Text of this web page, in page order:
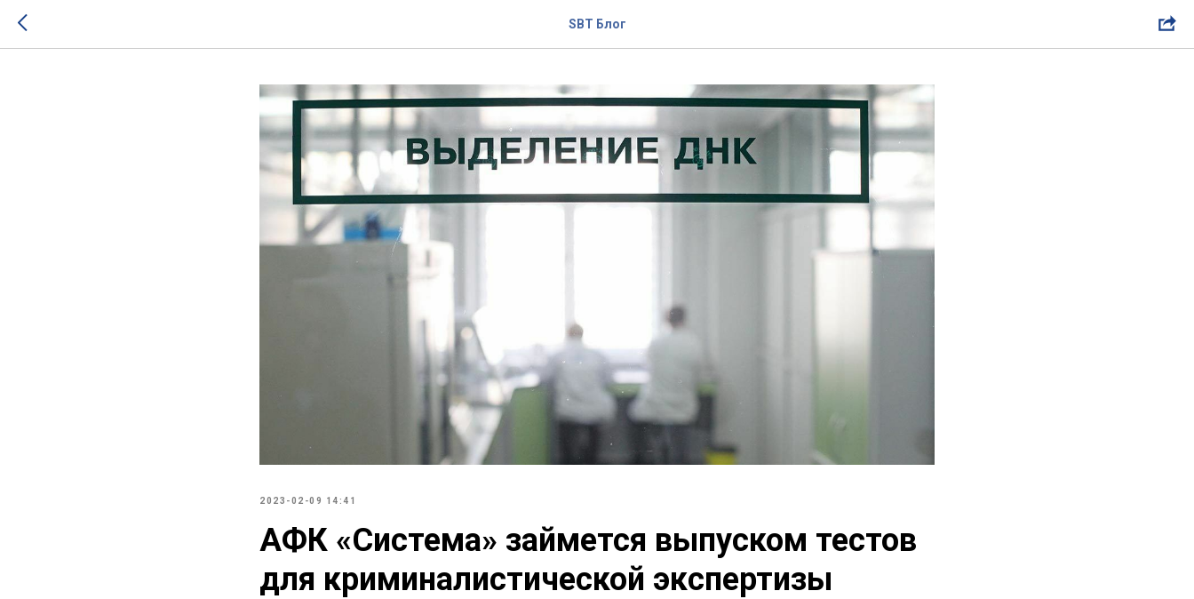
SBT Блог
2023-02-09 14:41
АФК «Система» займется выпуском тестов
для криминалистической экспертизы